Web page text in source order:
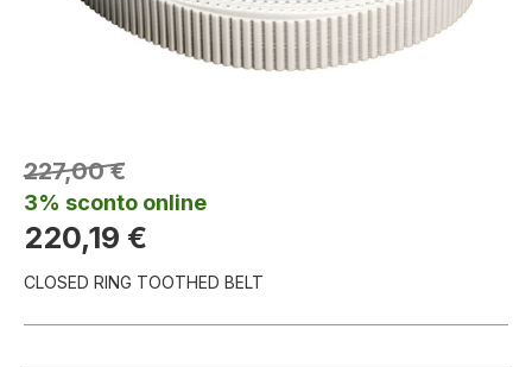
227,00 €
3% sconto online
220,19 €
CLOSED RING TOOTHED BELT